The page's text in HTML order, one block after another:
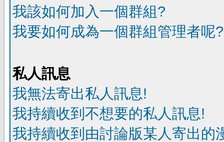
我該如何加入一個群組?
我要如何成為一個群組管理者呢?
私人訊息
我無法寄出私人訊息!
我持續收到不想要的私人訊息!
我持續收到由討論版某人寄出的